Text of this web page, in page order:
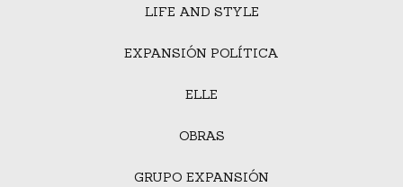
LIFE AND STYLE
EXPANSIÓN POLÍTICA
ELLE
OBRAS
GRUPO EXPANSIÓN